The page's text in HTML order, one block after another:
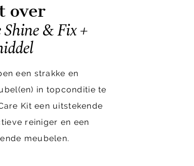
over
& Fix +
een strakke en
in topconditie te
Kit een uitstekende
reiniger en een
meubelen.